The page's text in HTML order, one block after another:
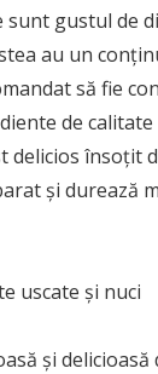
sunt gustul de
au un
să fie
de calitate
delicios însoțit
și durează
uscate și nuci
și